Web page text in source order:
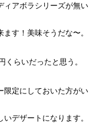
ィアボラシリーズが無い
す！美味そうだな〜。
くらいだったと思う。
限定にしておいた方がい
デザートになります。